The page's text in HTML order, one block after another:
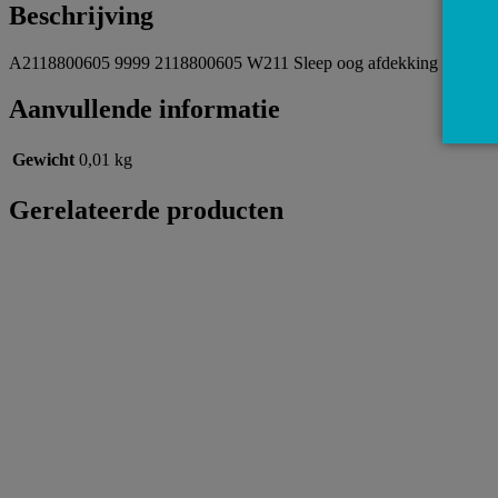
Beschrijving
A2118800605 9999 2118800605 W211 Sleep oog afdekking
Aanvullende informatie
Gewicht 0,01 kg
Gerelateerde producten